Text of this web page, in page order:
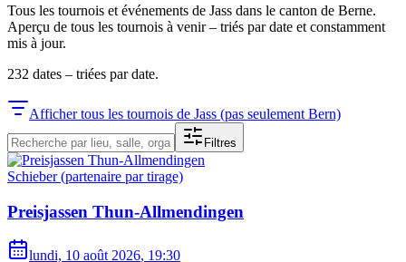
Tous les tournois et événements de Jass dans le canton de Berne.
Aperçu de tous les tournois à venir – triés par date et constamment
mis à jour.
232 dates – triées par date.
Afficher tous les tournois de Jass (pas seulement Bern)
Filtres
Schieber (partenaire par tirage)
Preisjassen Thun-Allmendingen
lundi, 10 août 2026, 19:30